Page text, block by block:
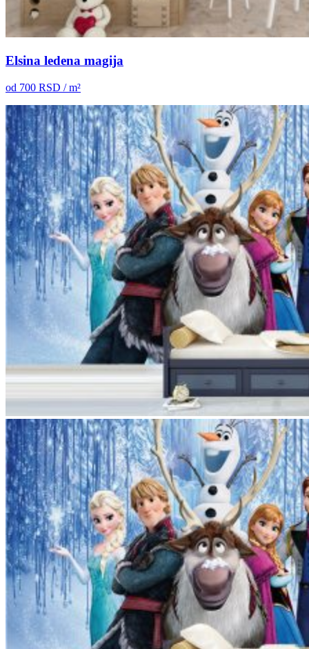
Elsina ledena magija
od 700 RSD / m²